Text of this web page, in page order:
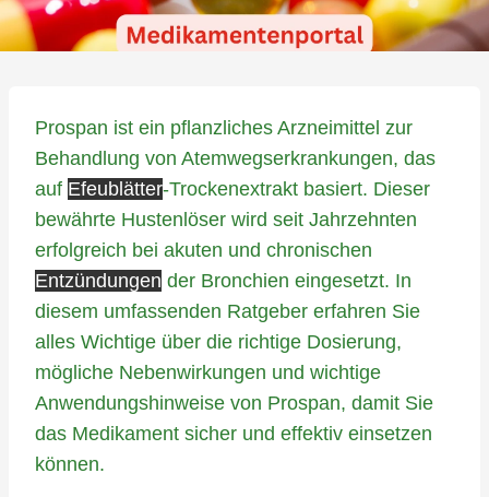
Prospan ist ein pflanzliches Arzneimittel zur
Behandlung von Atemwegserkrankungen, das
auf Efeublätter-Trockenextrakt basiert. Dieser
bewährte Hustenlöser wird seit Jahrzehnten
erfolgreich bei akuten und chronischen
Entzündungen der Bronchien eingesetzt. In
diesem umfassenden Ratgeber erfahren Sie
alles Wichtige über die richtige Dosierung,
mögliche Nebenwirkungen und wichtige
Anwendungshinweise von Prospan, damit Sie
das Medikament sicher und effektiv einsetzen
können.